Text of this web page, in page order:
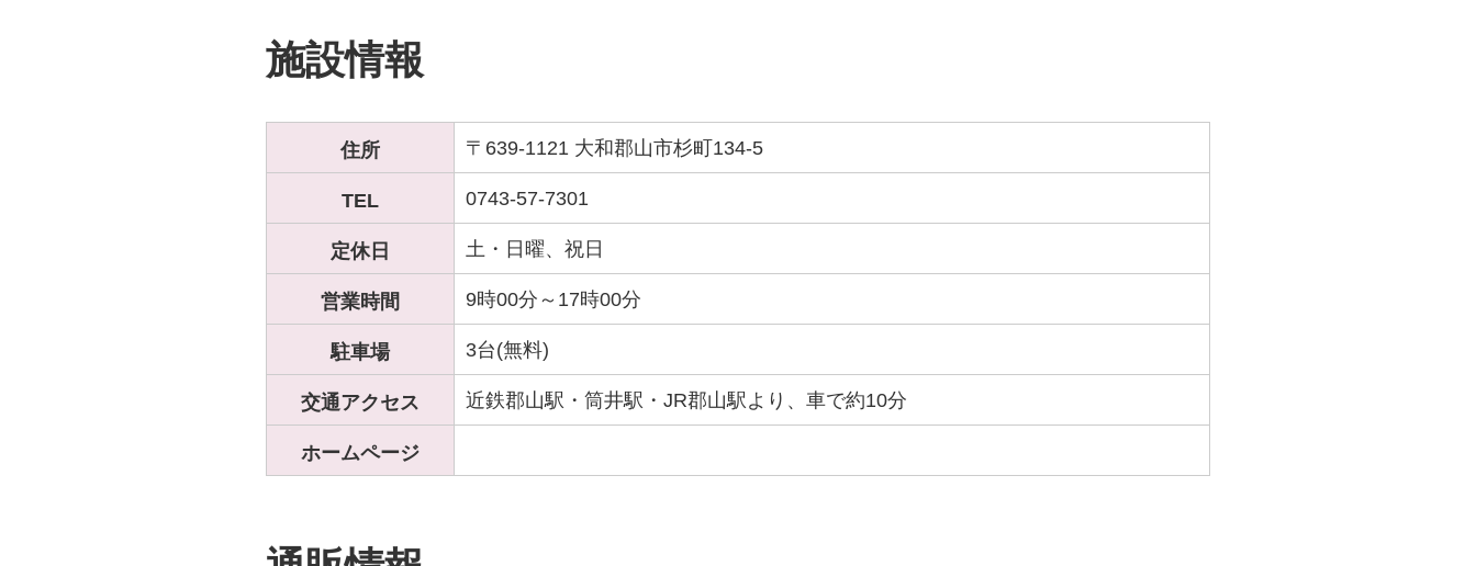
施設情報
住所 〒639-1121 大和郡山市杉町134-5
TEL 0743-57-7301
定休日 土・日曜、祝日
営業時間 9時00分～17時00分
駐車場 3台(無料)
交通アクセス 近鉄郡山駅・筒井駅・JR郡山駅より、車で約10分
ホームページ